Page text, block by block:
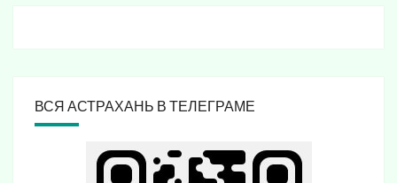
ВСЯ АСТРАХАНЬ В ТЕЛЕГРАМЕ